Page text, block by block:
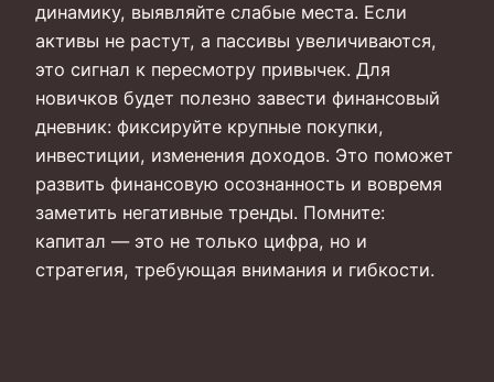
динамику, выявляйте слабые места. Если
активы не растут, а пассивы увеличиваются,
это сигнал к пересмотру привычек. Для
новичков будет полезно завести финансовый
дневник: фиксируйте крупные покупки,
инвестиции, изменения доходов. Это поможет
развить финансовую осознанность и вовремя
заметить негативные тренды. Помните:
капитал — это не только цифра, но и
стратегия, требующая внимания и гибкости.